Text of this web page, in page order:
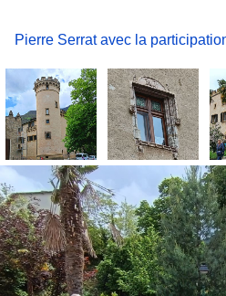
Pierre Serrat avec la